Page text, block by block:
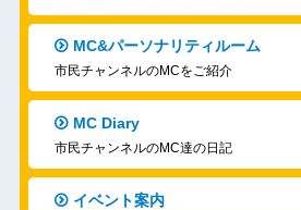
MC&パーソナリティルーム
市民チャンネルのMCをご紹介
MC Diary
市民チャンネルのMC達の日記
イベント案内